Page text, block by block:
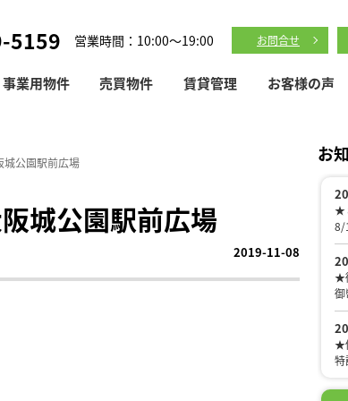
5159 営業時間：10:00～19:00 お問合せ
事業用物件 売買物件 賃貸管理 お客様の声
公園駅前広場
城公園駅前広場
2019-11-08
お